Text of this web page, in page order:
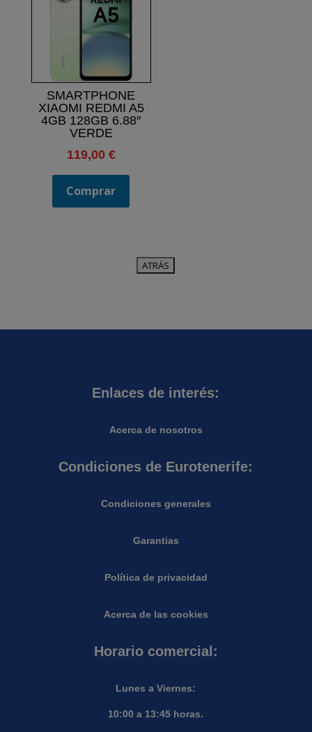
SMARTPHONE
XIAOMI REDMI A5
4GB 128GB 6.88″
VERDE
119,00 €
Comprar
Enlaces de interés:
Acerca de nosotros
Condiciones de Eurotenerife:
Condiciones generales
Garantias
Política de privacidad
Acerca de las cookies
Horario comercial:
Lunes a Viernes:
10:00 a 13:45 horas.